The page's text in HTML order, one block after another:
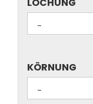
KÖRNUNG
KÖRNUNG